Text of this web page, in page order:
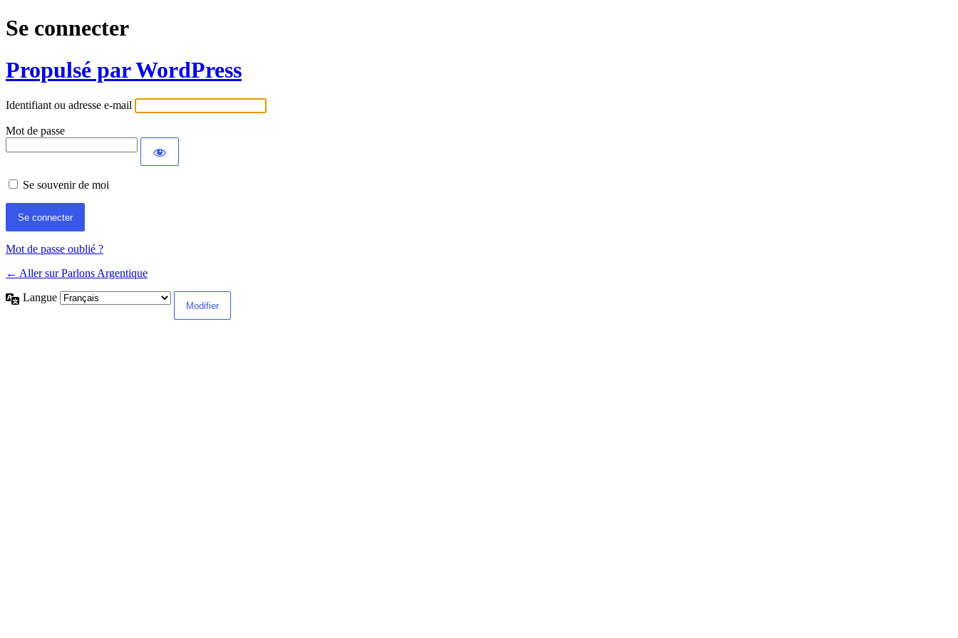
Se connecter
Propulsé par WordPress
Identifiant ou adresse e-mail
Mot de passe
Se souvenir de moi
Mot de passe oublié ?
← Aller sur Parlons Argentique
Langue